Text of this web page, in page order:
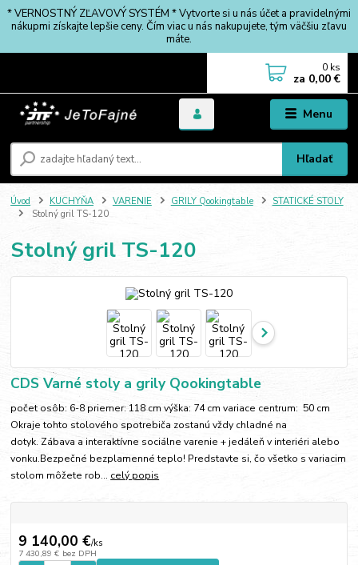
* VERNOSTNÝ ZĽAVOVÝ SYSTÉM * Vytvorte si u nás účet a pravidelnými
nákupmi získajte lepšie ceny. Čím viac u nás nakupujete, tým väčšiu zľavu
máte.
Menu
Hľadať
0 ks
za 0,00 €
Úvod KUCHYŇA VARENIE GRILY Qookingtable
STATICKÉ STOLY
Stolný gril TS-120
Stolný gril TS-120
CDS Varné stoly a grily Qookingtable
počet osôb: 6-8 priemer: 118 cm výška: 74 cm variace centrum: 50 cm
Okraje tohto stolového spotrebiča zostanú vždy chladné na
dotyk. Zábava a interaktívne sociálne varenie + jedáleň v interiéri alebo
vonku.Bezpečné bezplamenné teplo! Predstavte si, čo všetko s variacim
stolom môžete rob... celý popis
9 140,00 €/ks
7 430,89 € bez DPH